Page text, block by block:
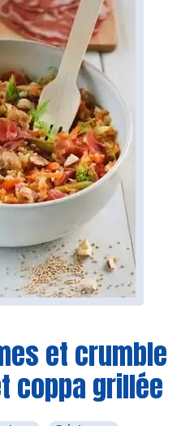
et crumble
coppa grillée